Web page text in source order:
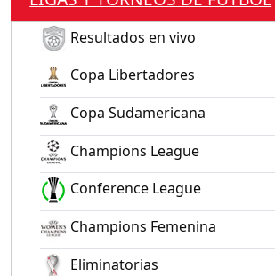
Resultados en vivo
Copa Libertadores
Copa Sudamericana
Champions League
Conference League
Champions Femenina
Eliminatorias